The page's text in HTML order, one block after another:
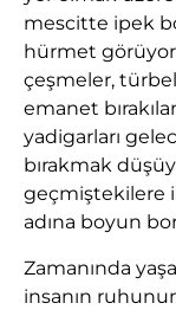
mescitte ipek
hürmet
çeşmeler,
emanet
yadigarları
bırakmak
geçmiştekilere
adına boyun
Zamanında
insanın